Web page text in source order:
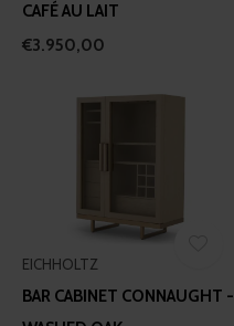
CAFÉ AU LAIT
€3.950,00
EICHHOLTZ
BAR CABINET CONNAUGHT -